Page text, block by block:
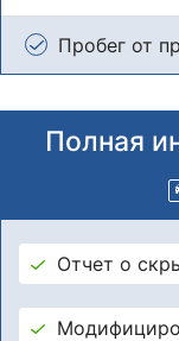
Пробег от
Полная
Отчет о